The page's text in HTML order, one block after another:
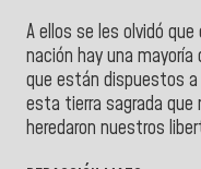
A ellos se les olvidó
nación hay una
que están dispuestos
esta tierra sagrada que
heredaron nuestros